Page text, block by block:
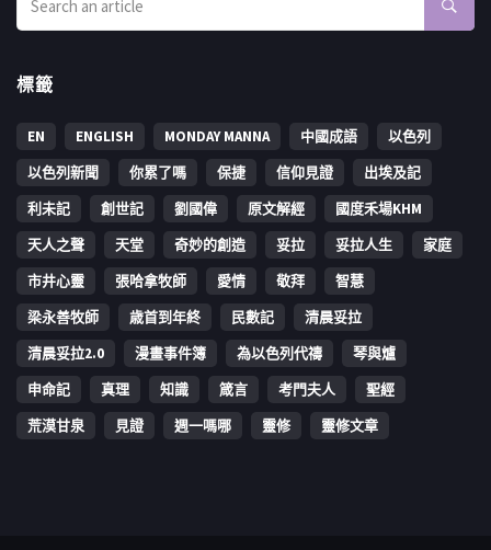
標籤
EN ENGLISH MONDAY MANNA 中國成語
以色列
以色列新聞
你累了嗎 保捷 信仰見證
出埃及記
利未記
創世記 劉國偉 原文解經
國度禾場KHM
天人之聲
天堂 奇妙的創造 妥拉 妥拉人生
家庭
市井心靈
張哈拿牧師 愛情 敬拜
智慧
梁永善牧師
歳首到年終 民數記
清晨妥拉
清晨妥拉2.0
漫畫事件簿 為以色列代禱
琴與爐
申命記
真理 知識 箴言 考門夫人
聖經
荒漠甘泉
見證 週一嗎哪 靈修 靈修文章